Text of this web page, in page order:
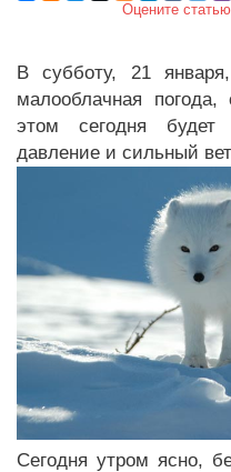
Оцените
В субботу, 21
малооблачная
этом сегодня будет
давление и сильный
Сегодня утром ясно,